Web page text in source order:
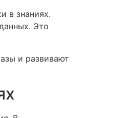
в знаниях.
Это
и развивают